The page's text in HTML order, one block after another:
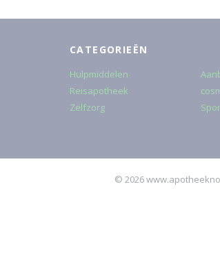
CATEGORIEËN
Hulpmiddelen
Reisapotheek
Zelfzorg
© 2026